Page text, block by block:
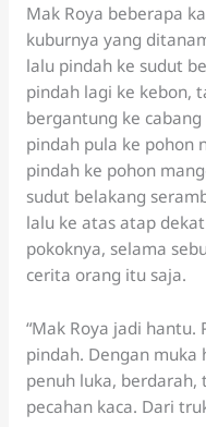
Mak Roya beberapa
kuburnya yang
lalu pindah ke sudut
pindah lagi ke kebon,
bergantung ke
pindah pula ke pohon
pindah ke pohon
sudut belakang
lalu ke atas atap
pokoknya, selama
cerita orang itu saja.
“Mak Roya jadi hantu.
pindah. Dengan muka
penuh luka, berdarah,
pecahan kaca. Dari